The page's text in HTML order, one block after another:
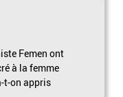
Femen ont
à la femme
t-on appris